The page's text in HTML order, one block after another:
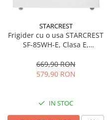
STARCREST
Frigider cu o usa STARCREST
SF-85WH-E, Clasa E,
interioara, Compartiment
gheata, H 82 cm, Alb
669,90 RON
579,90 RON
IN STOC